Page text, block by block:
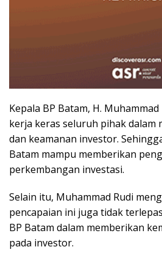
Kepala BP Batam, H.
kerja keras seluruh pihak dalam
dan keamanan investor.
Batam mampu memberikan
perkembangan investasi.
Selain itu, Muhammad Rudi
pencapaian ini juga tidak
BP Batam dalam memberikan
pada investor.